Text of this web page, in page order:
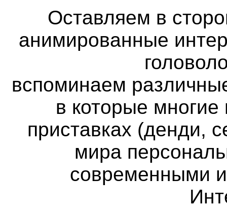
Оставляем в
анимированные
вспоминаем
в которые
приставках (денди,
мира
современными